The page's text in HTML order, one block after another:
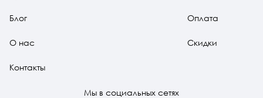
Блог
О нас
Контакты
Оплата
Скидки
Мы в социальных сетях